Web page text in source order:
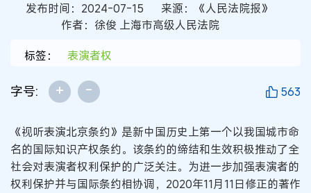
发布时间：2024-07-15
来源：《人民法院报》
作者：徐俊 上海市高级人民法院
标签：
表演者权
字号: + - 563
《视听表演北京条约》是新中国历史上第一个以我国城市命
名的国际知识产权条约。该条约的缔结和生效积极推动了全
社会对表演者权利保护的广泛关注。为进一步加强表演者的
权利保护并与国际条约相协调，2020年11月11日修正的著作